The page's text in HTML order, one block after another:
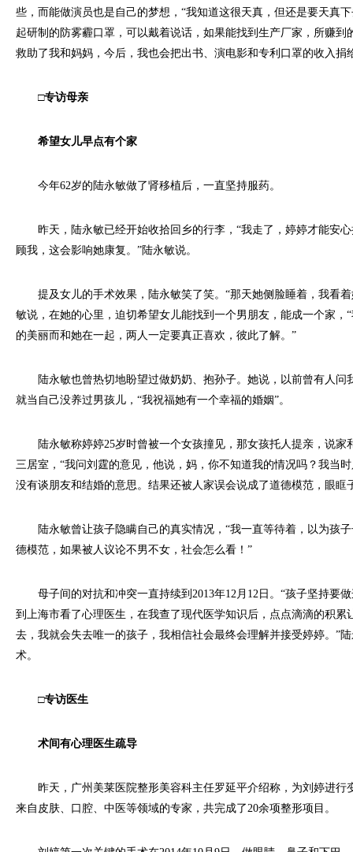
些，而能做演员也是自己的梦想，“我知道这很天真，但还是要天真
起研制的防雾霾口罩，可以戴着说话，如果能找到生产厂家，所赚到
救助了我和妈妈，今后，我也会把出书、演电影和专利口罩的收入捐
□专访母亲
希望女儿早点有个家
今年62岁的陆永敏做了肾移植后，一直坚持服药。
昨天，陆永敏已经开始收拾回乡的行李，“我走了，婷婷才能安心
顾我，这会影响她康复。”陆永敏说。
提及女儿的手术效果，陆永敏笑了笑。“那天她侧脸睡着，我看着
敏说，在她的心里，迫切希望女儿能找到一个男朋友，能成一个家，
的美丽而和她在一起，两人一定要真正喜欢，彼此了解。”
陆永敏也曾热切地盼望过做奶奶、抱孙子。她说，以前曾有人问
就当自己没养过男孩儿，“我祝福她有一个幸福的婚姻”。
陆永敏称婷婷25岁时曾被一个女孩撞见，那女孩托人提亲，说家
三居室，“我问刘霆的意见，他说，妈，你不知道我的情况吗？我当
没有谈朋友和结婚的意思。结果还被人家误会说成了道德模范，眼眶
陆永敏曾让孩子隐瞒自己的真实情况，“我一直等待着，以为孩子
德模范，如果被人议论不男不女，社会怎么看！”
母子间的对抗和冲突一直持续到2013年12月12日。“孩子坚持要
到上海市看了心理医生，在我查了现代医学知识后，点点滴滴的积累
去，我就会失去唯一的孩子，我相信社会最终会理解并接受婷婷。”
术。
□专访医生
术间有心理医生疏导
昨天，广州美莱医院整形美容科主任罗延平介绍称，为刘婷进行
来自皮肤、口腔、中医等领域的专家，共完成了20余项整形项目。